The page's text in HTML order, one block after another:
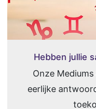
Hebben jullie
Onze
eerlijke